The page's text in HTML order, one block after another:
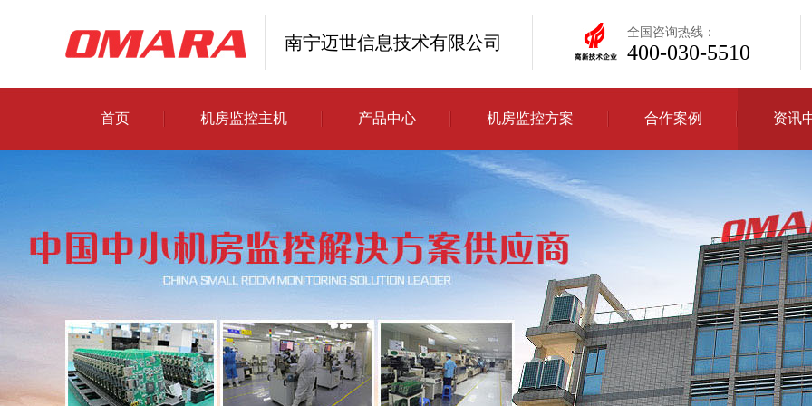
南宁迈世信息技术有限公司
全国咨询热线：
400-030-5510
首页 机房监控主机 产品中心 机房监控方案 合作案例 资讯